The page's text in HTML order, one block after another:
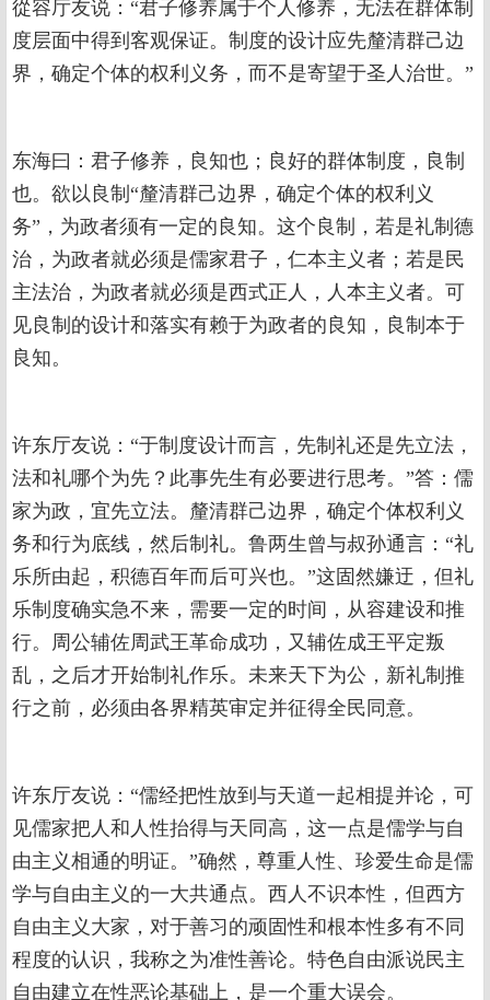
從容厅友说：“君子修养属于个人修养，无法在群体制
度层面中得到客观保证。制度的设计应先釐清群己边
界，确定个体的权利义务，而不是寄望于圣人治世。”
东海曰：君子修养，良知也；良好的群体制度，良制
也。欲以良制“釐清群己边界，确定个体的权利义
务”，为政者须有一定的良知。这个良制，若是礼制德
治，为政者就必须是儒家君子，仁本主义者；若是民
主法治，为政者就必须是西式正人，人本主义者。可
见良制的设计和落实有赖于为政者的良知，良制本于
良知。
许东厅友说：“于制度设计而言，先制礼还是先立法，
法和礼哪个为先？此事先生有必要进行思考。”答：儒
家为政，宜先立法。釐清群己边界，确定个体权利义
务和行为底线，然后制礼。鲁两生曾与叔孙通言：“礼
乐所由起，积德百年而后可兴也。”这固然嫌迂，但礼
乐制度确实急不来，需要一定的时间，从容建设和推
行。周公辅佐周武王革命成功，又辅佐成王平定叛
乱，之后才开始制礼作乐。未来天下为公，新礼制推
行之前，必须由各界精英审定并征得全民同意。
许东厅友说：“儒经把性放到与天道一起相提并论，可
见儒家把人和人性抬得与天同高，这一点是儒学与自
由主义相通的明证。”确然，尊重人性、珍爱生命是儒
学与自由主义的一大共通点。西人不识本性，但西方
自由主义大家，对于善习的顽固性和根本性多有不同
程度的认识，我称之为准性善论。特色自由派说民主
自由建立在性恶论基础上，是一个重大误会。